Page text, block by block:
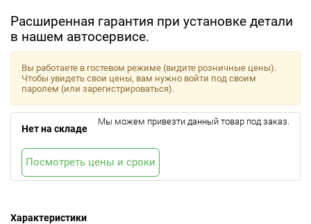
Расширенная гарантия при установке детали
в нашем автосервисе.
Характеристики
Вы работаете в гостевом режиме (видите розничные цены).
Чтобы увидеть свои цены, вам нужно войти под своим
паролем (или зарегистрироваться).
Нет на складе
Мы можем привезти данный товар под заказ.
Посмотреть цены и сроки